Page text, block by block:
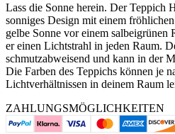
Lass die Sonne herein. Der Teppich
sonniges Design mit einem
gelbe Sonne vor einem
er einen Lichtstrahl in jeden Raum.
schmutzabweisend und kann in der
Die Farben des Teppichs können je
Lichtverhältnissen in deinem Raum
ZAHLUNGSMÖGLICHKEITEN